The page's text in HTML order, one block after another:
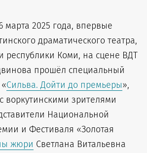
марта 2025 года, впервые
драматического театра,
республики Коми, на сцене ВДТ
прошёл специальный
Сильва. Дойти до премьеры»,
воркутинскими зрителями
Национальной
и Фестиваля «Золотая
жюри Светлана Витальевна